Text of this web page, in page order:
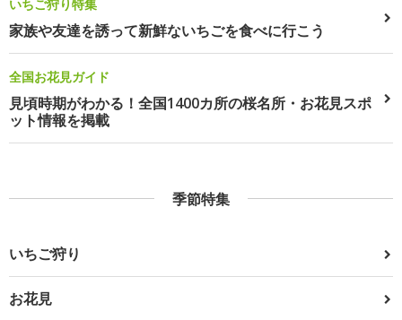
いちご狩り特集
家族や友達を誘って新鮮ないちごを食べに行こう
全国お花見ガイド
見頃時期がわかる！全国1400カ所の桜名所・お花見スポ
ット情報を掲載
季節特集
いちご狩り
お花見